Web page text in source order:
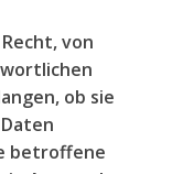
von
ob sie
betroffene